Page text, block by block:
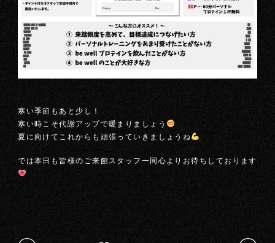
寒い季節もあと少し！
寒い時こそ代謝アップで暖まりましょう
夏に向けてこれからも頑張っていきましょうね
では本日も皆様のご来館スタッフ一同心よりお待ちしております